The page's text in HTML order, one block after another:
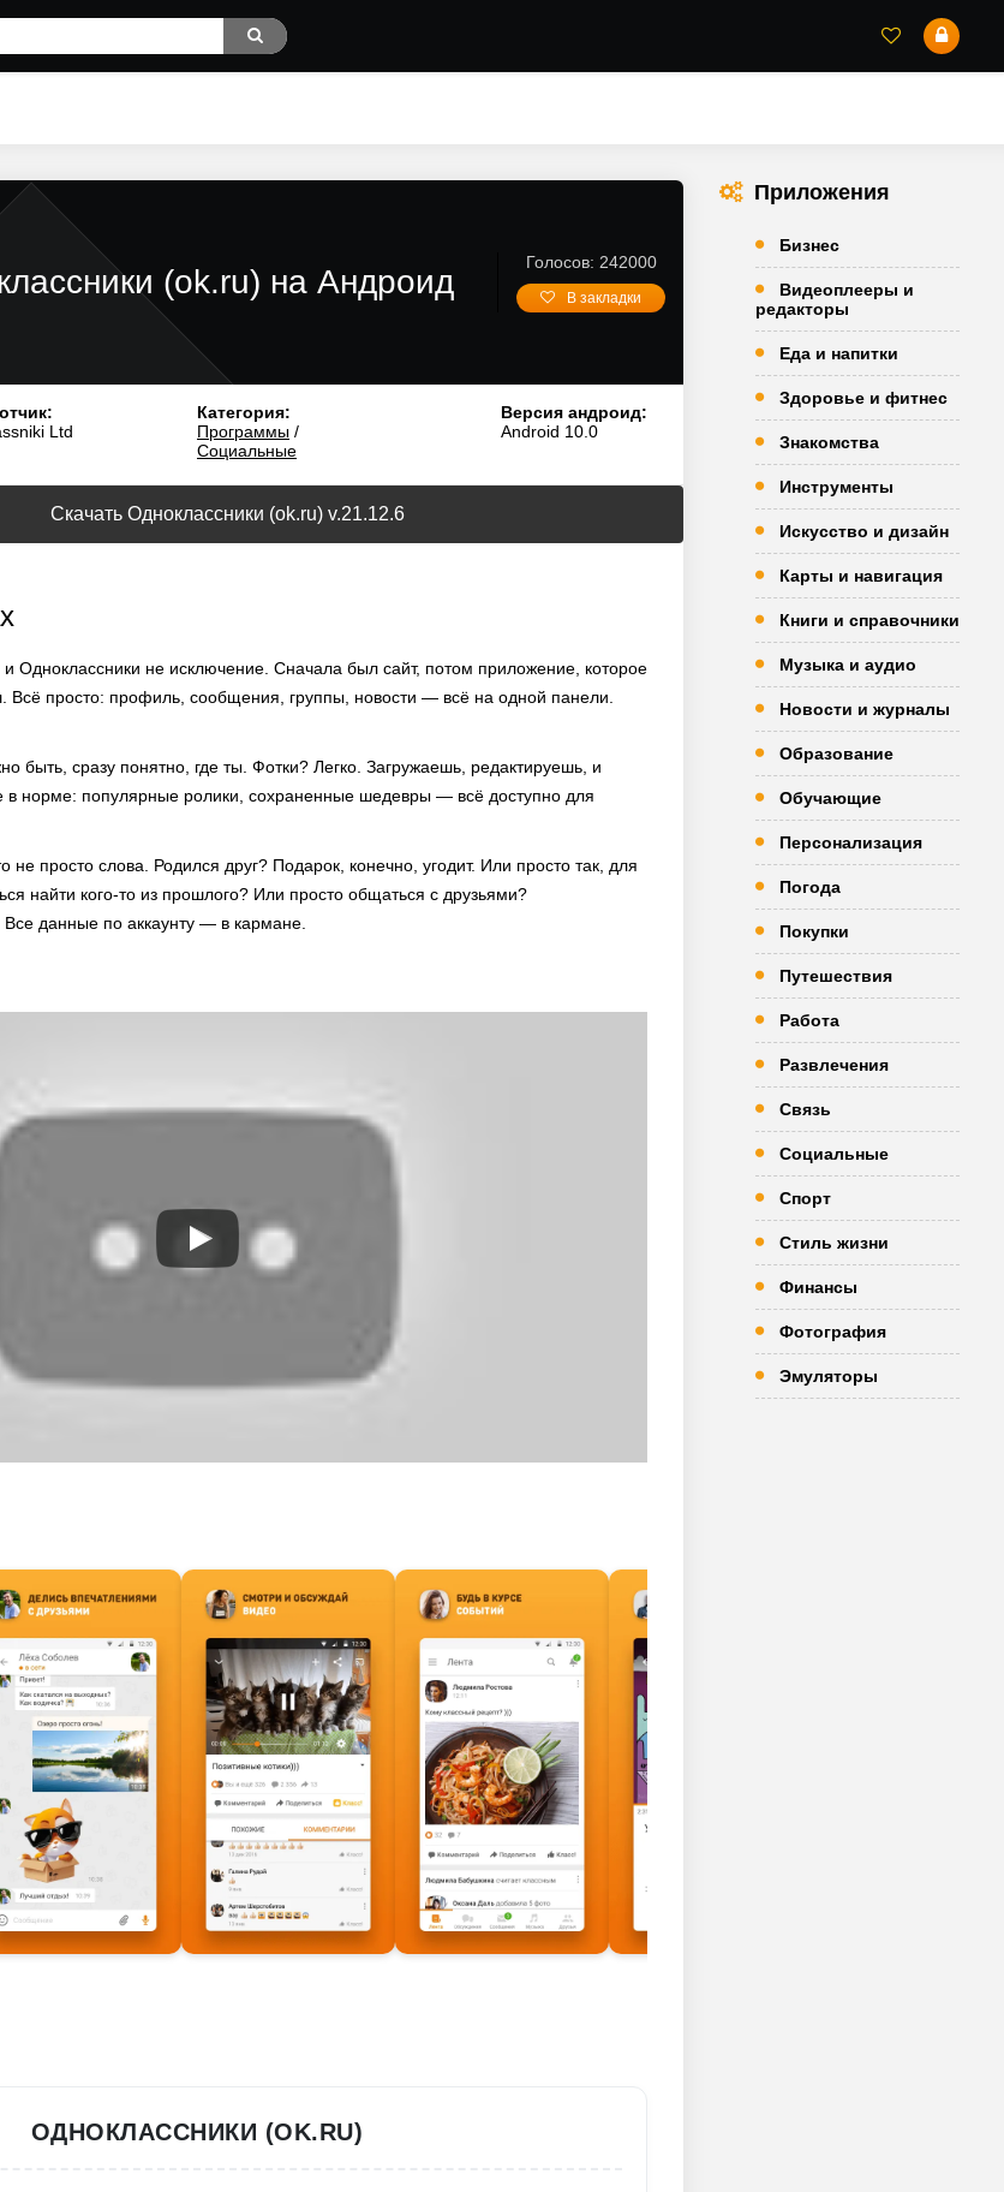
(ok.ru) на Андроид
Голосов: 242000
В закладки
Ltd
Категория:
Программы /
Социальные
Версия андроид:
Android 10.0
Скачать Одноклассники (ok.ru) v.21.12.6
и Одноклассники не исключение. Сначала был сайт, потом приложение, которое
Всё просто: профиль, сообщения, группы, новости — всё на одной панели.
быть, сразу понятно, где ты. Фотки? Легко. Загружаешь, редактируешь, и
в норме: популярные ролики, сохраненные шедевры — всё доступно для
просто слова. Родился друг? Подарок, конечно, угодит. Или просто так, для
найти кого-то из прошлого? Или просто общаться с друзьями?
данные по аккаунту — в кармане.
ОДНОКЛАССНИКИ (OK.RU)
Приложения
Бизнес
Видеоплееры и
редакторы
Еда и напитки
Здоровье и фитнес
Знакомства
Инструменты
Искусство и дизайн
Карты и навигация
Книги и справочники
Музыка и аудио
Новости и журналы
Образование
Обучающие
Персонализация
Погода
Покупки
Путешествия
Работа
Развлечения
Связь
Социальные
Спорт
Стиль жизни
Финансы
Фотография
Эмуляторы